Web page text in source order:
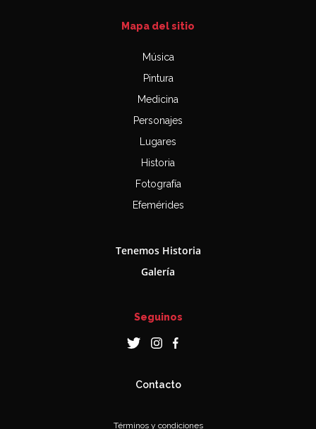
Mapa del sitio
Música
Pintura
Medicina
Personajes
Lugares
Historia
Fotografía
Efemérides
Tenemos Historia
Galería
Seguinos
Contacto
Términos y condiciones